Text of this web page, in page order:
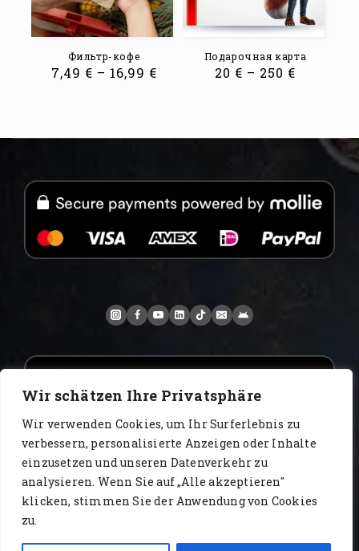
Wir schätzen Ihre Privatsphäre
Wir verwenden Cookies, um Ihr Surferlebnis zu
verbessern, personalisierte Anzeigen oder Inhalte
einzusetzen und unseren Datenverkehr zu
analysieren. Wenn Sie auf „Alle akzeptieren"
klicken, stimmen Sie der Anwendung von Cookies
zu.
Фильтр-кофе
7,49 € – 16,99 €
Подарочная карта
20 € – 250 €
www.AlbertoIT.com 2026 FoxKaffee Kaffeerösterei